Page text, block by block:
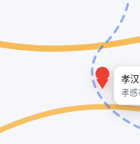
孝
孝感